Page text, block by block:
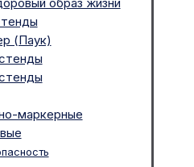
образ жизни
(Паук)
маркерные